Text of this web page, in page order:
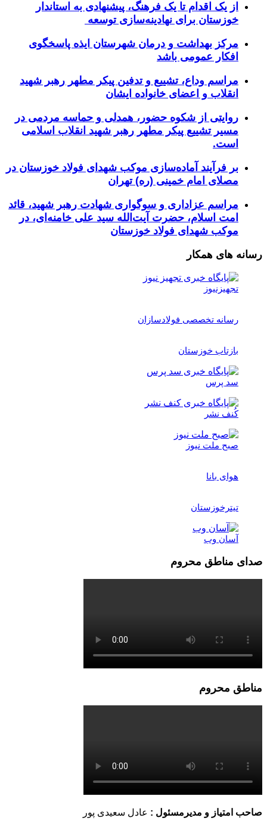
از یک اقدام تا یک فرهنگ، پیشنهادی به استاندار
خوزستان برای نهادینه‌سازی توسعه
مرکز بهداشت و درمان شهرستان ایذه پاسخگوی
افکار عمومی باشد
مراسم وداع، تشییع و تدفین پیکر مطهر رهبر شهید
انقلاب و اعضای خانواده ایشان
روایتی از شکوه حضور، همدلی و حماسه مردمی در
مسیر تشییع پیکر مطهر رهبر شهید انقلاب اسلامی
است.
بر فرآیند آماده‌سازی موکب شهدای فولاد خوزستان در
مصلای امام خمینی (ره) تهران
مراسم عزاداری و سوگواری شهادت رهبر شهید، قائد
امت اسلام، حضرت آیت‌الله سید علی خامنه‌ای، در
موکب شهدای فولاد خوزستان
رسانه های همکار
تجهیزنیوز
رسانه تخصصی فولادسازان
بازتاب خوزستان
سد پرس
کُنف نشر
صبح ملت نیوز
هوای بانا
تیترخوزستان
آسان وب
صدای مناطق محروم
مناطق محروم
صاحب امتیاز و مدیرمسئول : عادل سعیدی پور